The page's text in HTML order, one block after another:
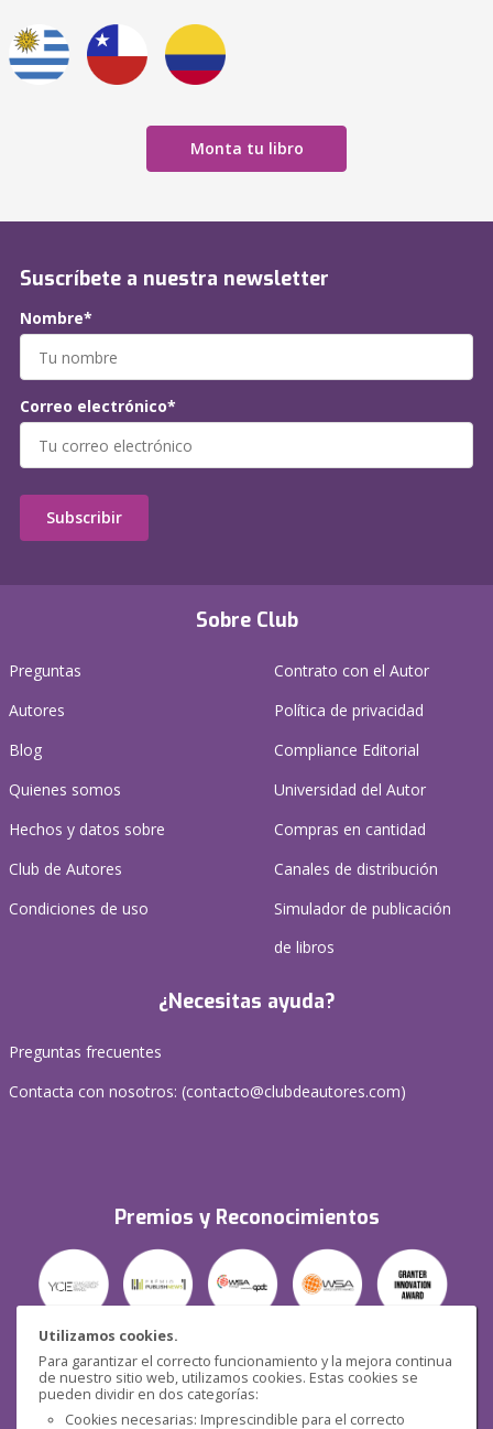
Utilizamos cookies.
Para garantizar el correcto funcionamiento y la mejora continua
de nuestro sitio web, utilizamos cookies. Estas cookies se
pueden dividir en dos categorías:
Cookies necesarias: Imprescindible para el correcto
Monta tu libro
Sobre Club
Preguntas
Autores
Blog
Quienes somos
Hechos y datos sobre
Club de Autores
Condiciones de uso
Contrato con el Autor
Política de privacidad
Compliance Editorial
Universidad del Autor
Compras en cantidad
Canales de distribución
Simulador de publicación
de libros
¿Necesitas ayuda?
Preguntas frecuentes
Contacta con nosotros: (contacto@clubdeautores.com)
Premios y Reconocimientos
Seguridad
Suscríbete a nuestra newsletter
Nombre*
Correo electrónico*
Subscribir